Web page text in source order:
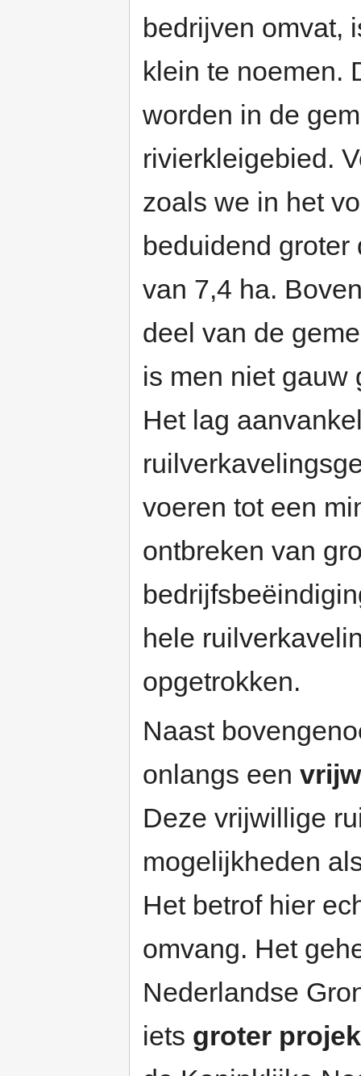
bedrijven omvat,
klein te noemen.
worden in de
rivierkleigebied.
zoals we in het
beduidend
van 7,4 ha.
deel van de
is men niet gauw
Het lag
voeren tot een
ontbreken van
hele
opgetrokken.
Naast
onlangs een
Deze vrijwillige
mogelijkheden
Het betrof hier
omvang. Het
Nederlandse
iets groter